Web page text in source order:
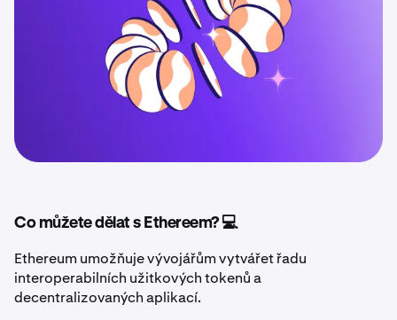
Co můžete dělat s Ethereem? 💻
Ethereum umožňuje vývojářům vytvářet řadu
interoperabilních užitkových tokenů a
decentralizovaných aplikací.